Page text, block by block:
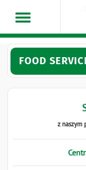
FOOD
z naszym